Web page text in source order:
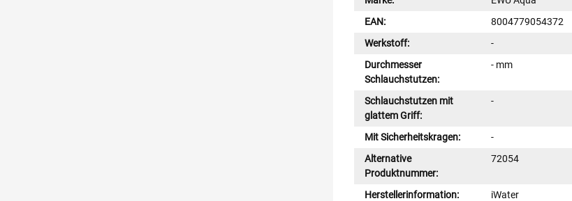
EAN:
8004779054372
Werkstoff:
-
Durchmesser
Schlauchstutzen:
- mm
Schlauchstutzen mit
glattem Griff:
-
Mit Sicherheitskragen:
-
Alternative
Produktnummer:
72054
Herstellerinformation:
iWater